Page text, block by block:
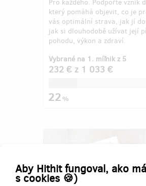
Aby Hithit fungoval, ako
s cookies 🍪)
Pro každého. Podpořte vznik
který pomáhá objevit, co je
vás optimální strava, jak jí
jak si dlouhodobě užívat její
pohodu, výkon a zdraví.
Vybrané na 1. míľnik z 5
232 € z 1 033 €
22%